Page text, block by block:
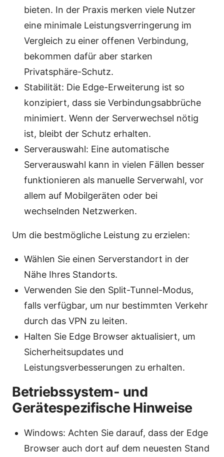
bieten. In der Praxis merken viele Nutzer
eine minimale Leistungsverringerung im
Vergleich zu einer offenen Verbindung,
bekommen dafür aber starken
Privatsphäre-Schutz.
Stabilität: Die Edge-Erweiterung ist so
konzipiert, dass sie Verbindungsabbrüche
minimiert. Wenn der Serverwechsel nötig
ist, bleibt der Schutz erhalten.
Serverauswahl: Eine automatische
Serverauswahl kann in vielen Fällen besser
funktionieren als manuelle Serverwahl, vor
allem auf Mobilgeräten oder bei
wechselnden Netzwerken.
Um die bestmögliche Leistung zu erzielen:
Wählen Sie einen Serverstandort in der
Nähe Ihres Standorts.
Verwenden Sie den Split-Tunnel-Modus,
falls verfügbar, um nur bestimmten Verkehr
durch das VPN zu leiten.
Halten Sie Edge Browser aktualisiert, um
Sicherheitsupdates und
Leistungsverbesserungen zu erhalten.
Betriebssystem- und
Gerätespezifische Hinweise
Windows: Achten Sie darauf, dass der Edge
Browser auch dort auf dem neuesten Stand